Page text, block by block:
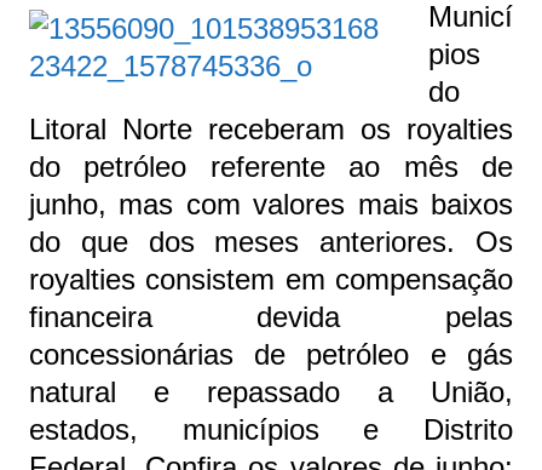
Municí
pios
do
Litoral Norte receberam os royalties
do petróleo referente ao mês de
junho, mas com valores mais baixos
do que dos meses anteriores. Os
royalties consistem em compensação
financeira devida pelas
concessionárias de petróleo e gás
natural e repassado a União,
estados, municípios e Distrito